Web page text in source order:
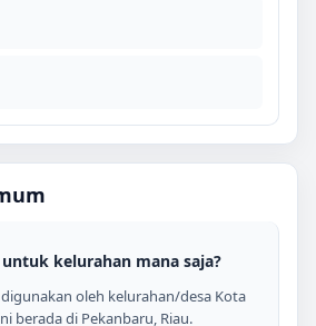
untuk kelurahan mana saja?
digunakan oleh kelurahan/desa Kota
berada di Pekanbaru, Riau.